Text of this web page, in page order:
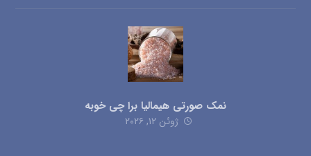
نمک صورتی هیمالیا برا چی خوبه
ژوئن ۱۲, ۲۰۲۶